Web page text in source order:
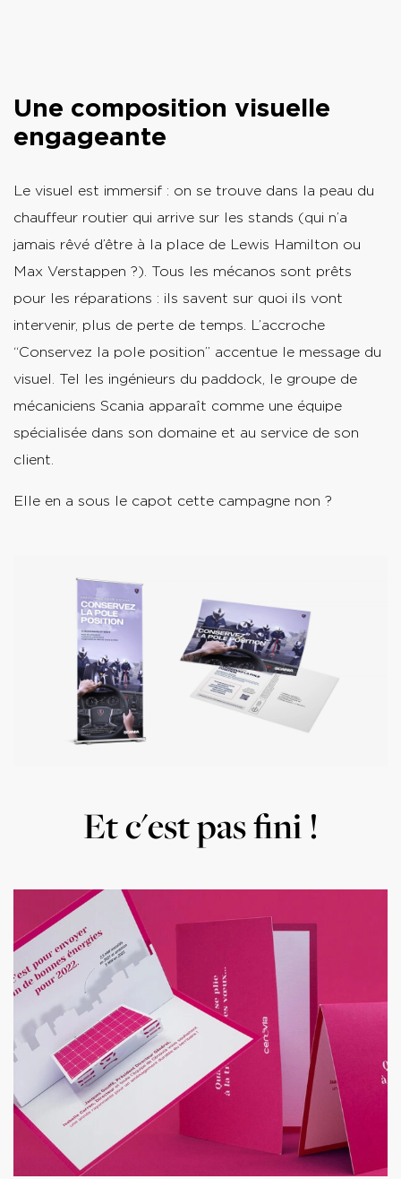
Une composition visuelle
engageante
Le visuel est immersif : on se trouve dans la peau du
chauffeur routier qui arrive sur les stands (qui n’a
jamais rêvé d’être à la place de Lewis Hamilton ou
Max Verstappen ?). Tous les mécanos sont prêts
pour les réparations : ils savent sur quoi ils vont
intervenir, plus de perte de temps. L’accroche
“Conservez la pole position” accentue le message du
visuel. Tel les ingénieurs du paddock, le groupe de
mécaniciens Scania apparaît comme une équipe
spécialisée dans son domaine et au service de son
client.
Elle en a sous le capot cette campagne non ?
Et c'est pas fini !